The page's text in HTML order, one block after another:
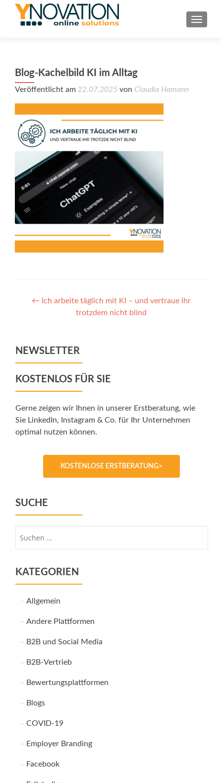
Blog-Kachelbild KI im Alltag
Veröffentlicht am 22.07.2025 von Claudia Hamann
Post
navigation
← Ich arbeite täglich mit KI – und vertraue ihr
trotzdem nicht blind
NEWSLETTER
KOSTENLOS FÜR SIE
Gerne zeigen wir Ihnen in unserer Erstberatung, wie
Sie LinkedIn, Instagram & Co. für Ihr Unternehmen
optimal nutzen können.
KOSTENLOSE ERSTBERATUNG>
SUCHE
KATEGORIEN
Allgemein
Andere Plattformen
B2B und Social Media
B2B-Vertrieb
Bewertungsplattformen
Blogs
COVID-19
Employer Branding
Facebook